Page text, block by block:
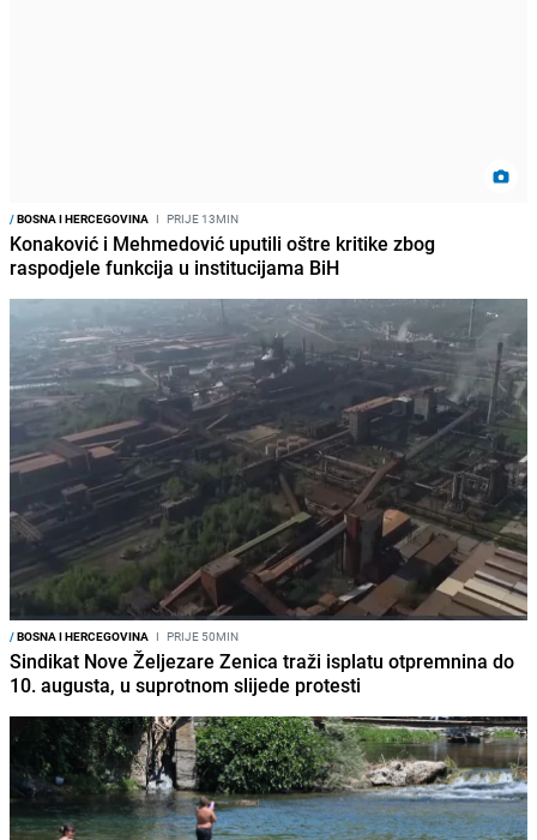
/BOSNA I HERCEGOVINA I PRIJE 13MIN
Konaković i Mehmedović uputili oštre kritike zbog
raspodjele funkcija u institucijama BiH
/BOSNA I HERCEGOVINA I PRIJE 50MIN
Sindikat Nove Željezare Zenica traži isplatu otpremnina do
10. augusta, u suprotnom slijede protesti